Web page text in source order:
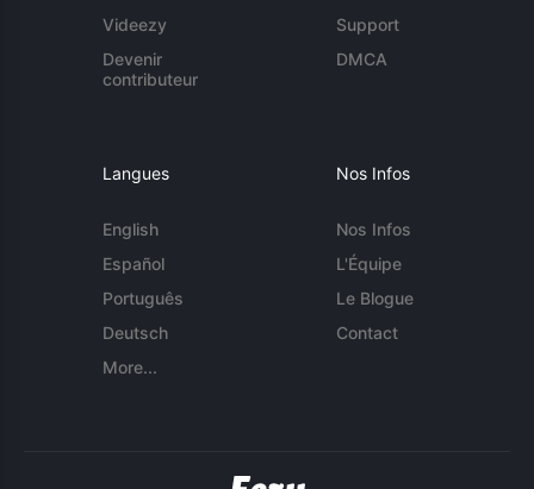
Videezy
Devenir
contributeur
Support
DMCA
Langues
English
Español
Português
Deutsch
More...
Nos Infos
Nos Infos
L'Équipe
Le Blogue
Contact